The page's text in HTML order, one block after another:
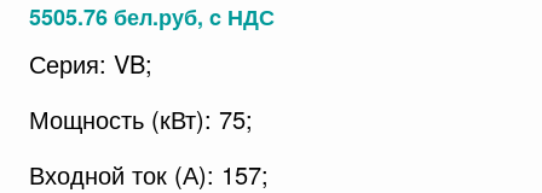
5505.76 бел.руб, c НДС
Серия: VB;
Мощность (кВт): 75;
Входной ток (А): 157;